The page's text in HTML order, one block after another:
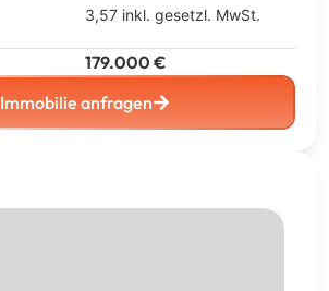
3,57 inkl. gesetzl. MwSt.
179.000 €
Immobilie anfragen